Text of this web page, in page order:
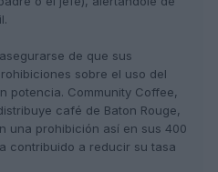
de que sus
sobre el uso del
potencia. Community Coffee,
café de Baton Rouge,
una prohibición así en sus 400
contribuido a reducir su tasa